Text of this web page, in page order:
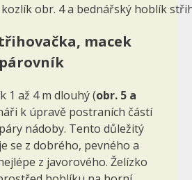
obr. 4 a bednářský hoblík
macek
1 až 4 m dlouhý (obr. 5 a
k úpravě postraních částí
nádoby. Tento důležitý
se z dobrého, pevného a
z javorového. Želízko